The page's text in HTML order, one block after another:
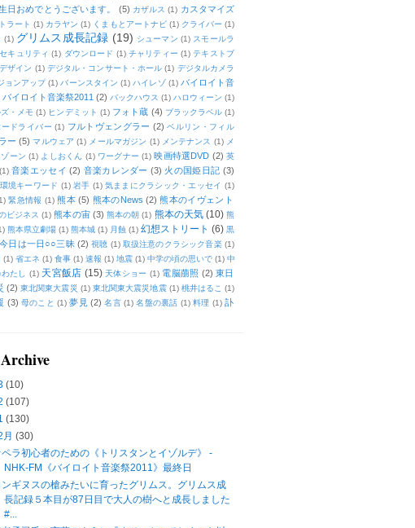
日おめでとうございます。 (5) カザルス (1) カスタマイズ
ラート (1) カラヤン (1) くまもとアートナビ (1) クライバー (1)
(1) グリムス成長記録 (19) シューマン (1) スモールラ
セキュリティ (1) ダウンロード (1) チャリティー (1) テキストブ
デザイン (1) デジタル・コンサート・ホール (1) デジタルカメラ
ョンアップ (1) バーンスタイン (1) ハイレゾ (1) バイロイト音
バイロイト音楽祭2011 (2) バックハウス (1) ハロウィーン (1)
・メモ (1) ヒンデミット (1) フォト蔵 (4) ブラックラベル (1)
ードライバー (1) フルトヴェングラー (2) ベルリン・フィル
ー (5) マルウェア (1) メールマガジン (1) メンテナンス (1) メ
ーン (1) よしおくん (1) ワーグナー (1) 映画特選DVD (2) 英
(1) 音楽エッセイ (2) 音楽カレンダー (3) 火の国姫日記 (3)
環境キーワード (1) 岩手 (1) 気ままにクラシック・エッセイ (1)
緊急情報 (1) 熊本 (5) 熊本のNews (2) 熊本のイヴェント
ビジネス (1) 熊本の宙 (3) 熊本の朝 (1) 熊本の天気 (10) 熊
熊本県立劇場 (1) 熊本城 (1) 月蝕 (1) 幻想ストリート (6) 黒
今日は一日○○三昧 (2) 視聴 (1) 取扱注意のクラシック音楽 (1)
(1) 省エネ (1) 食事 (1) 速報 (1) 地震 (1) 中学の頃の思いで (1) 中
たし
(1) 天宮飯店 (15) 天体ショー (1) 電脳萠照 (2) 東日
(2) 東北関東大震災 (1) 東北関東大震災地震 (1) 桃井はるこ (1)
(3) 母のこと (1) 夢見 (2) 名言 (1) 名盤の裏話 (1) 料理 (1) 訃
(10)
(107)
(130)
月 (30)
ペラ初心者のための《トリスタンとイゾルデ》 -
NHK-FM《バイロイト音楽祭2011》最終日
ンギヌスの槍みたいに育ったグリムス。グリムス成
長記録５本目が87日目で大人の樹へと成長しました
#...